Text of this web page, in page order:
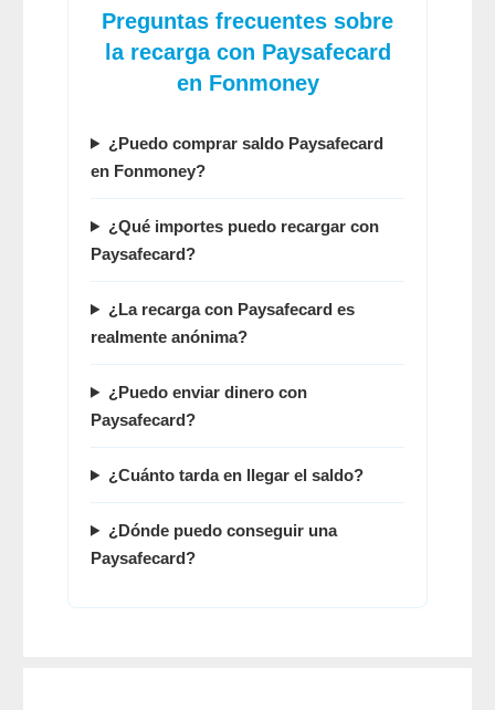
Preguntas frecuentes sobre
la recarga con Paysafecard
en Fonmoney
¿Puedo comprar saldo Paysafecard
en Fonmoney?
¿Qué importes puedo recargar con
Paysafecard?
¿La recarga con Paysafecard es
realmente anónima?
¿Puedo enviar dinero con
Paysafecard?
¿Cuánto tarda en llegar el saldo?
¿Dónde puedo conseguir una
Paysafecard?